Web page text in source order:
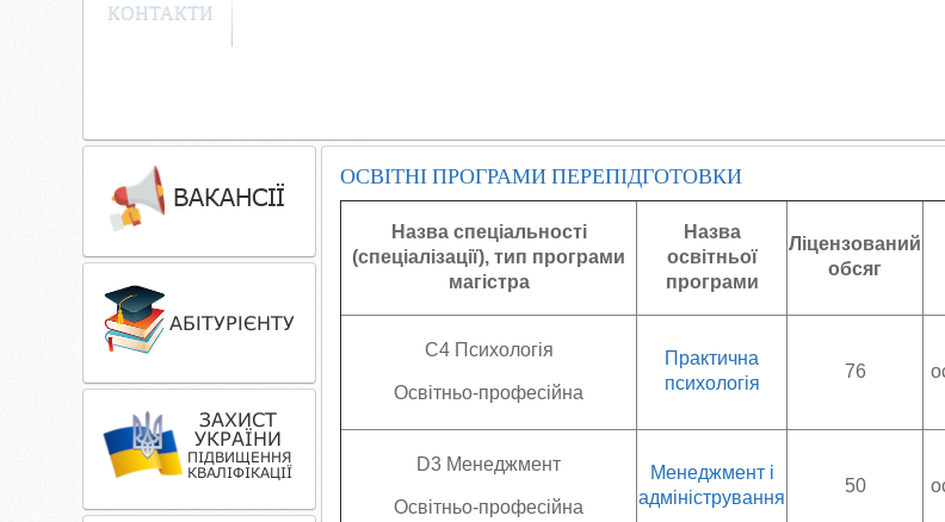
КОНТАКТИ
ОСВІТНІ ПРОГРАМИ ПЕРЕПІДГОТОВКИ
Назва спеціальності
(спеціалізації), тип програми
магістра
Назва
освітньої
програми
Ліцензований
обсяг
C4 Психологія
Освітньо-професійна
Практична
психологія
76
D3 Менеджмент
Освітньо-професійна
Менеджмент і
адміністрування
50